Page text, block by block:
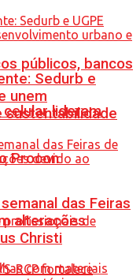
públicos, bancos
lideram
Procon
Sedurb e
unem
sustentabilidade
das Feiras
alterações
Christi